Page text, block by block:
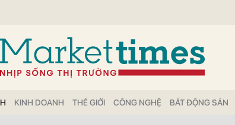
KINH DOANH THẾ GIỚI CÔNG NGHỆ BẤT ĐỘNG SẢN